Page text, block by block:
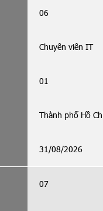
06
Chuyên viên IT
01
Thành phố Hồ
31/08/2026
07